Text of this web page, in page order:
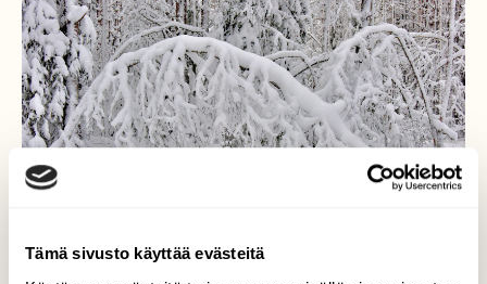
Tämä sivusto käyttää evästeitä